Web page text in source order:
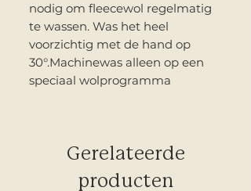
nodig om fleecewol regelmatig
te wassen. Was het heel
voorzichtig met de hand op
30°.Machinewas alleen op een
speciaal wolprogramma
Gerelateerde
producten